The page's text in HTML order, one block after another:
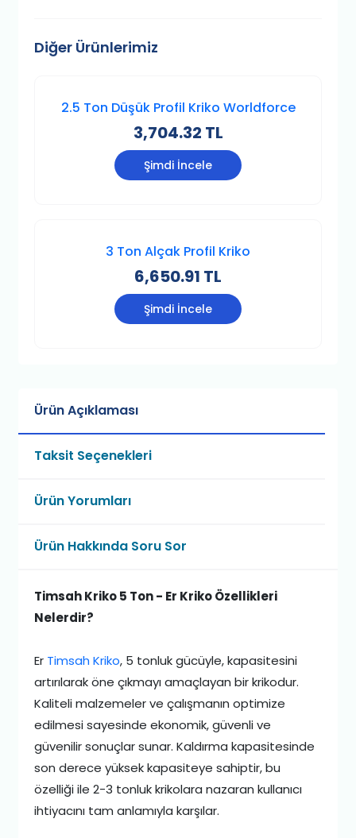
Diğer Ürünlerimiz
2.5 Ton Düşük Profil Kriko Worldforce
3,704.32 TL
Şimdi İncele
3 Ton Alçak Profil Kriko
6,650.91 TL
Şimdi İncele
Ürün Açıklaması
Taksit Seçenekleri
Ürün Yorumları
Ürün Hakkında Soru Sor
Timsah Kriko 5 Ton - Er Kriko Özellikleri
Nelerdir?
Er Timsah Kriko, 5 tonluk gücüyle, kapasitesini
artırılarak öne çıkmayı amaçlayan bir krikodur.
Kaliteli malzemeler ve çalışmanın optimize
edilmesi sayesinde ekonomik, güvenli ve
güvenilir sonuçlar sunar. Kaldırma kapasitesinde
son derece yüksek kapasiteye sahiptir, bu
özelliği ile 2-3 tonluk krikolara nazaran kullanıcı
ihtiyacını tam anlamıyla karşılar.